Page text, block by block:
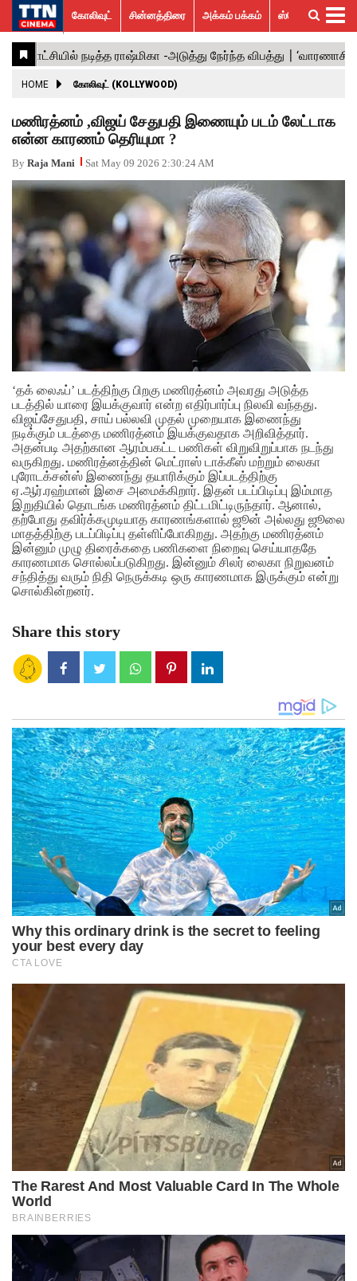
கோலிவுட்
சின்னத்திரை
பாலிவுட்
ஹாலிவுட்
அக்கம்
பக்கம்
ஸ்பெஷல்
ஸ்டோரீஸ்
விமர்சனம்
GALLERY
ACTRESS
ACTORS
MOVIESTILLS
EVENTS
VIDEOS
What’s
Hot
Trending
News
கோலிவுட் சின்னத்திரை அக்கம் பக்கம் ஸ்பெஷல் ஸ்டோரீஸ்
HOME கோலிவுட் (KOLLYWOOD)
மணிரத்னம் ,விஜய் சேதுபதி இணையும் படம் லேட்டாக
என்ன காரணம் தெரியுமா ?
By Raja Mani Sat May 09 2026 2:30:24 AM
‘தக் லைஃப்’ படத்திற்கு பிறகு மணிரத்னம் அவரது அடுத்த
படத்தில் யாரை இயக்குவார் என்ற எதிர்பார்ப்பு நிலவி வந்தது.
விஜய்சேதுபதி, சாய் பல்லவி முதல் முறையாக இணைந்து
நடிக்கும் படத்தை மணிரத்னம் இயக்குவதாக அறிவித்தார்.
அதன்படி அதற்கான ஆரம்பகட்ட பணிகள் விறுவிறுப்பாக நடந்து
வருகிறது. மணிரத்னத்தின் மெட்ராஸ் டாக்கீஸ் மற்றும் லைகா
புரோடக்சன்ஸ் இணைந்து தயாரிக்கும் இப்படத்திற்கு
ஏ.ஆர்.ரஹ்மான் இசை அமைக்கிறார். இதன் படப்பிடிப்பு இம்மாத
இறுதியில் தொடங்க மணிரத்னம் திட்டமிட்டிருந்தார். ஆனால்,
தற்போது தவிர்க்கமுடியாத காரணங்களால் ஜூன் அல்லது ஜூலை
மாதத்திற்கு படப்பிடிப்பு தள்ளிப்போகிறது. அதற்கு மணிரத்னம்
இன்னும் முழு திரைக்கதை பணிகளை நிறைவு செய்யாததே
காரணமாக சொல்லப்படுகிறது. இன்னும் சிலர் லைகா நிறுவனம்
சந்தித்து வரும் நிதி நெருக்கடி ஒரு காரணமாக இருக்கும் என்று
சொல்கின்றனர்.
Share this story